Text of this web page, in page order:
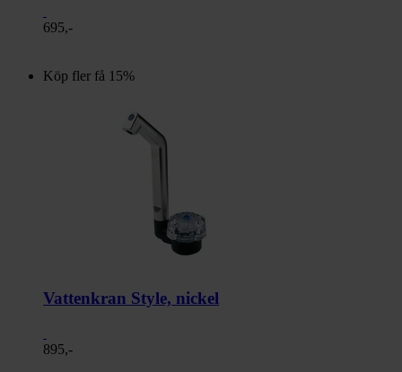
695,-
Köp fler få 15%
Vattenkran Style, nickel
895,-